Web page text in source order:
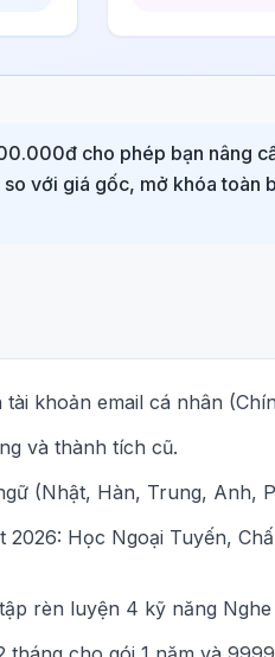
cho phép bạn nâng
với giá gốc, mở khóa
khoản email cá nhân
và thành tích cũ.
(Nhật, Hàn, Trung, Anh,
Học Ngoại Tuyến,
rèn luyện 4 kỹ năng